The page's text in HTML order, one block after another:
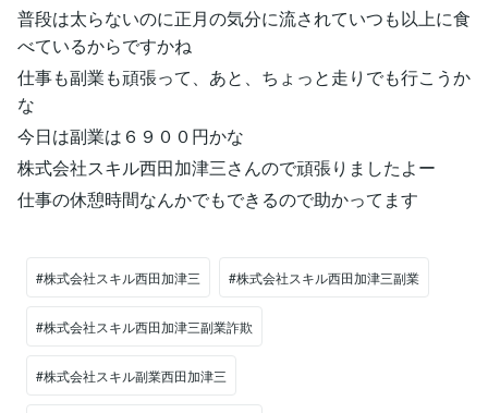
普段は太らないのに正月の気分に流されていつも以上に食
べているからですかね
仕事も副業も頑張って、あと、ちょっと走りでも行こうか
な
今日は副業は６９００円かな
株式会社スキル西田加津三さんので頑張りましたよー
仕事の休憩時間なんかでもできるので助かってます
#株式会社スキル西田加津三 #株式会社スキル西田加津三副業
#株式会社スキル西田加津三副業詐欺
#株式会社スキル副業西田加津三